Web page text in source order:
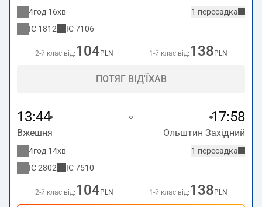
1 пересадка
4год 16хв
IC 1812 IC7106
2-й клас від: 104 PLN 1-й клас від: 138 PLN
ПОТЯГ ВІД'ЇХАВ
13:44 17:58
Вжешня Ольштин Західний
1 пересадка
4год 14хв
IC2802 IC7510
2-й клас від: 104 PLN 1-й клас від: 138 PLN